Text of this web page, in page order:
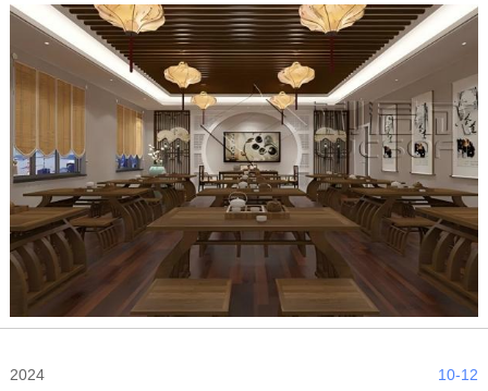
10-12
2024